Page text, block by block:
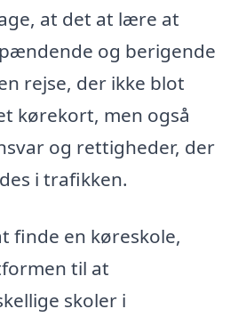
at det at lære at
og berigende
rejse, der ikke blot
kørekort, men også
og rettigheder, der
i trafikken.
finde en køreskole,
til at
skoler i